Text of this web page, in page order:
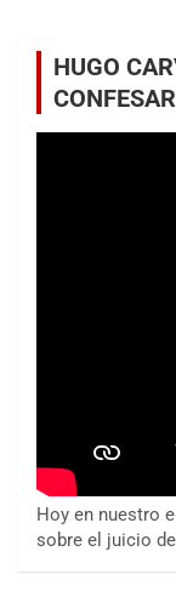
HUGO
Hoy en nuestro
sobre el juicio